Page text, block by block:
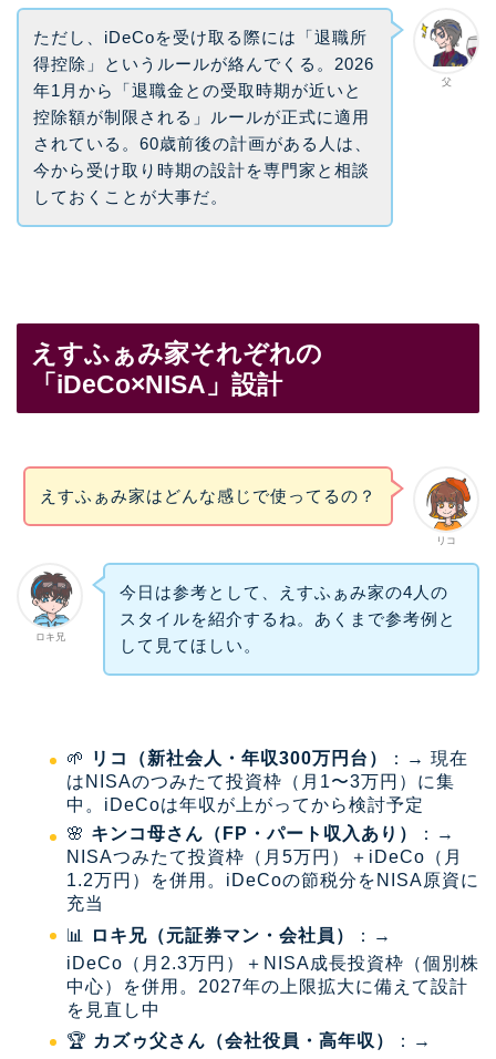
父
ただし、iDeCoを受け取る際には「退職所
得控除」というルールが絡んでくる。2026
年1月から「退職金との受取時期が近いと
控除額が制限される」ルールが正式に適用
されている。60歳前後の計画がある人は、
今から受け取り時期の設計を専門家と相談
しておくことが大事だ。
えすふぁみ家それぞれの
「iDeCo×NISA」設計
リコ
えすふぁみ家はどんな感じで使ってるの？
ロキ兄
今日は参考として、えすふぁみ家の4人の
スタイルを紹介するね。あくまで参考例と
して見てほしい。
🌱 リコ（新社会人・年収300万円台）
：→ 現在
はNISAのつみたて投資枠（月1〜3万円）に集
中。iDeCoは年収が上がってから検討予定
🌸 キンコ母さん（FP・パート収入あり）
：→
NISAつみたて投資枠（月5万円）＋iDeCo（月
1.2万円）を併用。iDeCoの節税分をNISA原資に
充当
📊
ロキ兄（元証券マン・会社員）
：→
iDeCo（月2.3万円）＋NISA成長投資枠（個別株
中心）を併用。2027年の上限拡大に備えて設計
を見直し中
🏆 カズゥ父さん（会社役員・高年収）
：→